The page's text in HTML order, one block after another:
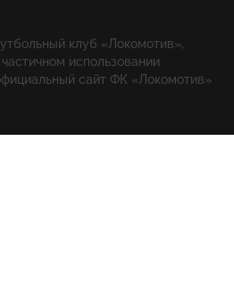
клуб «Локомотив»,
использовании
сайт ФК «Локомотив»